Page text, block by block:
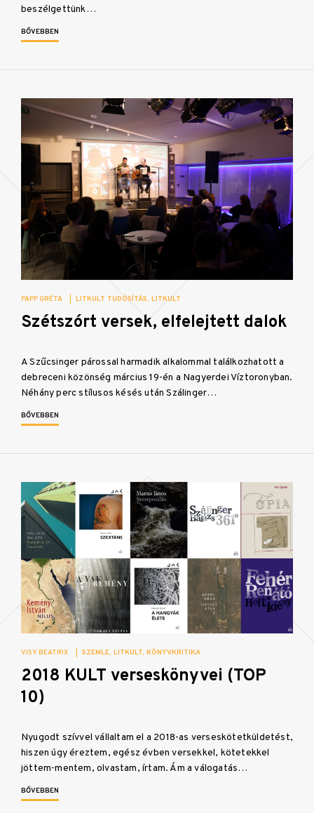
beszélgettünk…
BŐVEBBEN
PAPP GRÉTA LITKULT TUDÓSÍTÁS LITKULT
Szétszórt versek, elfelejtett dalok
A Szűcsinger párossal harmadik alkalommal találkozhatott a
debreceni közönség március 19-én a Nagyerdei Víztoronyban.
Néhány perc stílusos késés után Szálinger…
BŐVEBBEN
VISY BEATRIX SZEMLE LITKULT KÖNYVKRITIKA
2018 KULT verseskönyvei (TOP
10)
Nyugodt szívvel vállaltam el a 2018-as verseskötetküldetést,
hiszen úgy éreztem, egész évben versekkel, kötetekkel
jöttem-mentem, olvastam, írtam. Ám a válogatás…
BŐVEBBEN